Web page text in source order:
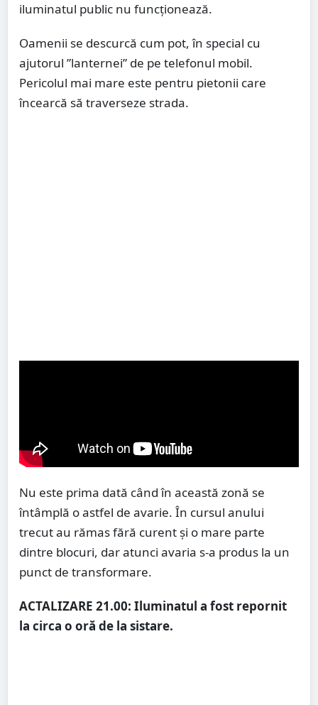
iluminatul public nu funcționează.
Oamenii se descurcă cum pot, în special cu
ajutorul ”lanternei” de pe telefonul mobil.
Pericolul mai mare este pentru pietonii care
încearcă să traverseze strada.
Nu este prima dată când în această zonă se
întâmplă o astfel de avarie. În cursul anului
trecut au rămas fără curent și o mare parte
dintre blocuri, dar atunci avaria s-a produs la un
punct de transformare.
ACTALIZARE 21.00: Iluminatul a fost repornit
la circa o oră de la sistare.